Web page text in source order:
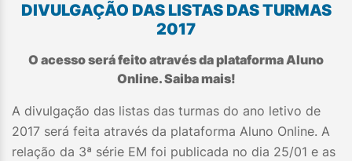
DIVULGAÇÃO DAS LISTAS DAS TURMAS
2017
O acesso será feito através da plataforma Aluno
Online. Saiba mais!
A divulgação das listas das turmas do ano letivo de
2017 será feita através da plataforma Aluno Online. A
relação da 3ª série EM foi publicada no dia 25/01 e as